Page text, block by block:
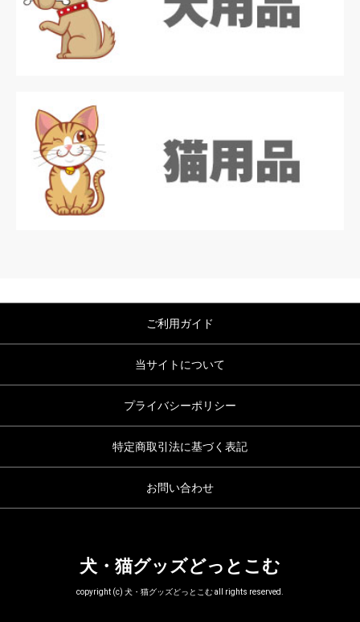
ご利用ガイド
当サイトについて
プライバシーポリシー
特定商取引法に基づく表記
お問い合わせ
犬・猫グッズどっとこむ
copyright (c) 犬・猫グッズどっとこむ all rights reserved.